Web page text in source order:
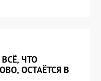
ЧТО
ОСТАЁТСЯ В